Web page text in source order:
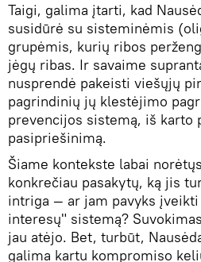
Taigi, galima įtarti, kad
susidūrė su sisteminėmis
grupėmis, kurių ribos
jėgų ribas. Ir savaime
nusprendė pakeisti viešųjų
pagrindinių jų klestėjimo
prevencijos sistemą, iš karto
pasipriešinimą.
Šiame kontekste labai
konkrečiau pasakytų, ką jis
intriga — ar jam pavyks
interesų" sistemą?
jau atėjo. Bet, turbūt,
galima kartu kompromiso